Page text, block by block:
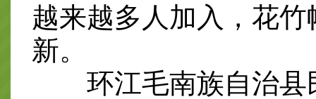
越来越多人加入，花
新。
环江毛南族自治县